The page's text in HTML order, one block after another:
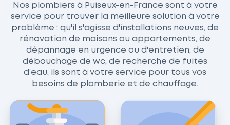
Nos plombiers à Puiseux-en-France sont à votre
service pour trouver la meilleure solution à votre
problème : qu'il s'agisse d'installations neuves, de
rénovation de maisons ou appartements, de
dépannage en urgence ou d'entretien, de
débouchage de wc, de recherche de fuites
d’eau, ils sont à votre service pour tous vos
besoins de plomberie et de chauffage.